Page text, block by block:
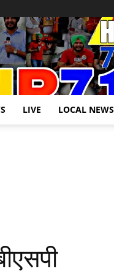
LIVE LOCAL NEWS